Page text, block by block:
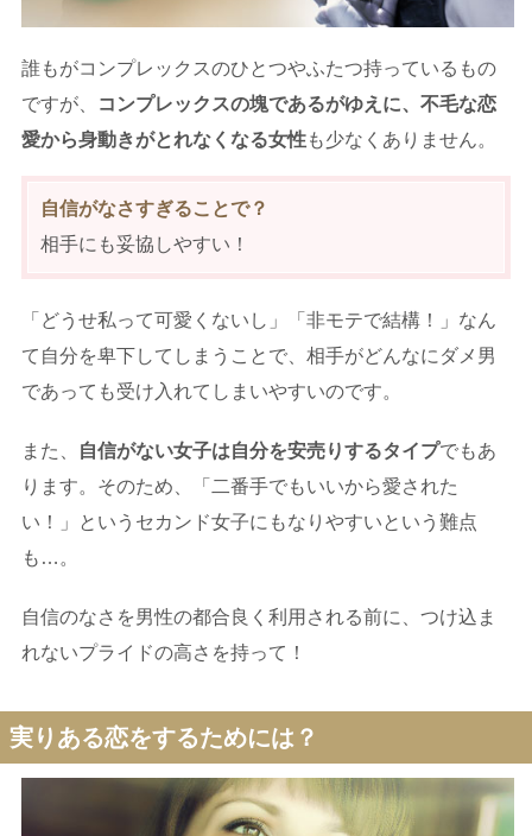
誰もがコンプレックスのひとつやふたつ持っているもの
ですが、
コンプレックスの塊であるがゆえに、不毛な恋
愛から身動きがとれなくなる女性も少なくありません。
自信がなさすぎることで？
相手にも妥協しやすい！
「どうせ私って可愛くないし」「非モテで結構！」なん
て自分を卑下してしまうことで、相手がどんなにダメ男
であっても受け入れてしまいやすいのです。
また、 自信がない女子は自分を安売りするタイプでもあ
ります。そのため、「二番手でもいいから愛された
い！」というセカンド女子にもなりやすいという難点
も…。
自信のなさを男性の都合良く利用される前に、つけ込ま
れないプライドの高さを持って！
実りある恋をするためには？